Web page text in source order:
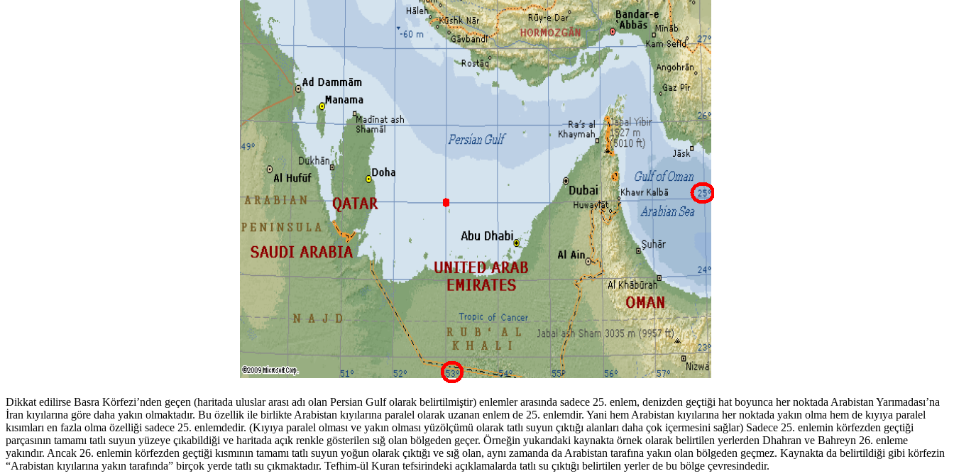
Dikkat edilirse Basra Körfezi’nden geçen (haritada uluslar arası adı olan Persian Gulf olarak belirtilmiştir) enlemler arasında sadece 25. enlem, denizden geçtiği hat boyunca her noktada Arabistan Yarımadası’na
İran kıyılarına göre daha yakın olmaktadır. Bu özellik ile birlikte Arabistan kıyılarına paralel olarak uzanan enlem de 25. enlemdir. Yani hem Arabistan kıyılarına her noktada yakın olma hem de kıyıya paralel
kısımları en fazla olma özelliği sadece 25. enlemdedir. (Kıyıya paralel olması ve yakın olması yüzölçümü olarak tatlı suyun çıktığı alanları daha çok içermesini sağlar) Sadece 25. enlemin körfezden geçtiği
parçasının tamamı tatlı suyun yüzeye çıkabildiği ve haritada açık renkle gösterilen sığ olan bölgeden geçer. Örneğin yukarıdaki kaynakta örnek olarak belirtilen yerlerden Dhahran ve Bahreyn 26. enleme
yakındır. Ancak 26. enlemin körfezden geçtiği kısmının tamamı tatlı suyun yoğun olarak çıktığı ve sığ olan, aynı zamanda da Arabistan tarafına yakın olan bölgeden geçmez. Kaynakta da belirtildiği gibi körfezin
“Arabistan kıyılarına yakın tarafında” birçok yerde tatlı su çıkmaktadır. Tefhim-ül Kuran tefsirindeki açıklamalarda tatlı su çıktığı belirtilen yerler de bu bölge çevresindedir.